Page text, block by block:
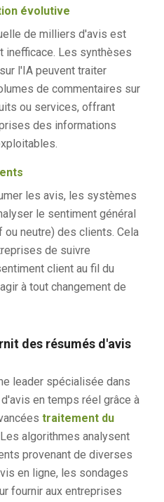
évolutive
de milliers d'avis est
inefficace. Les synthèses
l'IA peuvent traiter
de commentaires sur
ou services, offrant
des informations
les avis, les systèmes
le sentiment général
neutre) des clients. Cela
de suivre
client au fil du
à tout changement de
des résumés d'avis
leader spécialisée dans
en temps réel grâce à
traitement du
algorithmes analysent
provenant de diverses
en ligne, les sondages
fournir aux entreprises